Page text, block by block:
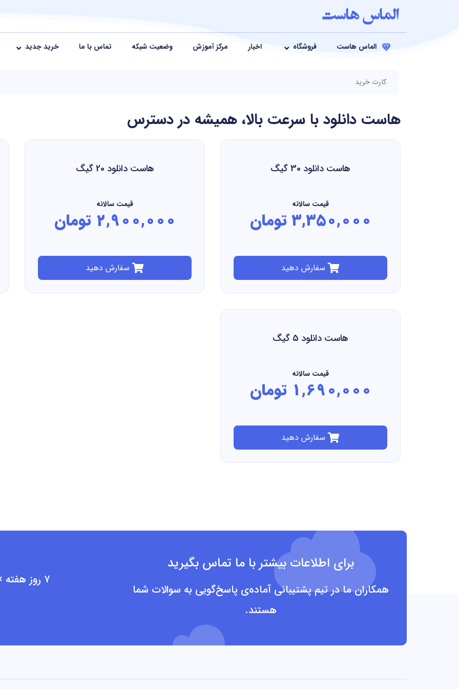
الماس هاست فروشگاه اخبار مرکز آموزش وضعیت شبکه تماس با ما خرید جدید
کارت خرید
هاست دانلود با سرعت بالا، همیشه در دسترس
هاست دانلود 30 گیگ
قیمت سالانه
3,350,000 تومان
سفارش دهید
هاست دانلود 20 گیگ
قیمت سالانه
2,900,000 تومان
سفارش دهید
هاست دانلود 5 گیگ
قیمت سالانه
1,690,000 تومان
سفارش دهید
برای اطلاعات بیشتر با ما تماس بگیرید
همکاران ما در تیم پشتیبانی آماده‌ی پاسخ‌گویی به سوالات شما
هستند.
۷ روز هفته × ۲۴ ساعت روز